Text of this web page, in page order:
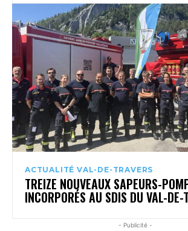
ACTUALITÉ VAL-DE-TRAVERS
TREIZE NOUVEAUX SAPEURS-
INCORPORÉS AU SDIS DU VAL-DE-
- Publicité -